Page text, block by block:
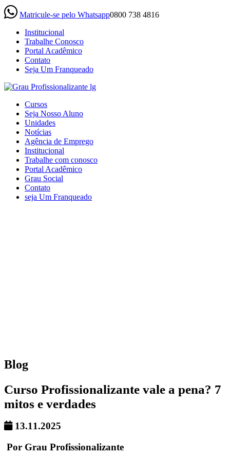
Matricule-se pelo Whatsapp0800 738 4816
Institucional
Trabalhe Conosco
Portal Acadêmico
Contato
Seja Um Franqueado
Cursos(current)
Seja Nosso Aluno
Unidades
Notícias
Agência de Emprego
Institucional
Trabalhe com conosco
Portal Acadêmico
Grau Social
Contato
seja Um Franqueado
Blog
Curso Profissionalizante vale a pena? 7
mitos e verdades
13.11.2025
Por Grau Profissionalizante